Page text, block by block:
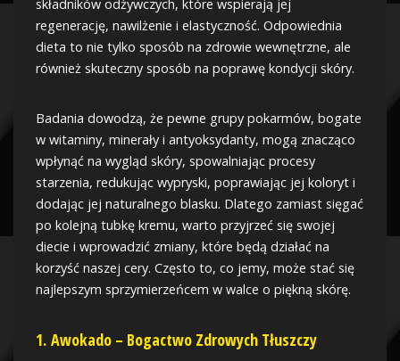
składników odżywczych, które wspierają jej
regenerację, nawilżenie i elastyczność. Odpowiednia
dieta to nie tylko sposób na zdrowie wewnętrzne, ale
również skuteczny sposób na poprawę kondycji skóry.
Badania dowodzą, że pewne grupy pokarmów, bogate
w witaminy, minerały i antyoksydanty, mogą znacząco
wpłynąć na wygląd skóry, spowalniając procesy
starzenia, redukując wypryski, poprawiając jej koloryt i
dodając jej naturalnego blasku. Dlatego zamiast sięgać
po kolejną tubkę kremu, warto przyjrzeć się swojej
diecie i wprowadzić zmiany, które będą działać na
korzyść naszej cery. Często to, co jemy, może stać się
najlepszym sprzymierzeńcem w walce o piękną skórę.
1. Awokado – Bogactwo Zdrowych Tłuszczy